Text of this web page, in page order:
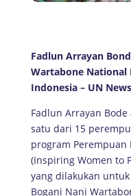
Fadlun Arrayan
Wartabone
Indonesia – UN
Fadlun Arrayan
satu dari 15
program
(Inspiring Women to
yang dilakukan
Bogani Nani